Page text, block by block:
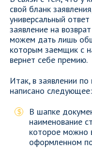
свой бланк
универсальный
заявление на
можем дать лишь
которым заемщик с
вернет себе премию.
Итак, в заявлении
написано следующее:
В шапке
наименование
которое можно
оформленном